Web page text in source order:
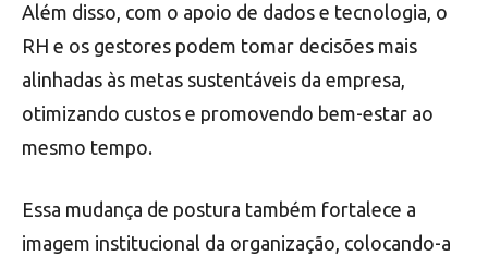
Além disso, com o apoio de dados e tecnologia, o
RH e os gestores podem tomar decisões mais
alinhadas às metas sustentáveis da empresa,
otimizando custos e promovendo bem-estar ao
mesmo tempo.
Essa mudança de postura também fortalece a
imagem institucional da organização, colocando-a